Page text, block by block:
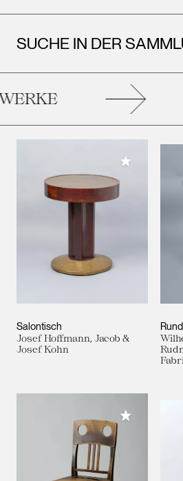
SUCHE IN DER
Salontisch
Josef Hoffmann, Jacob &
Josef Kohn
Meiner
Meiner